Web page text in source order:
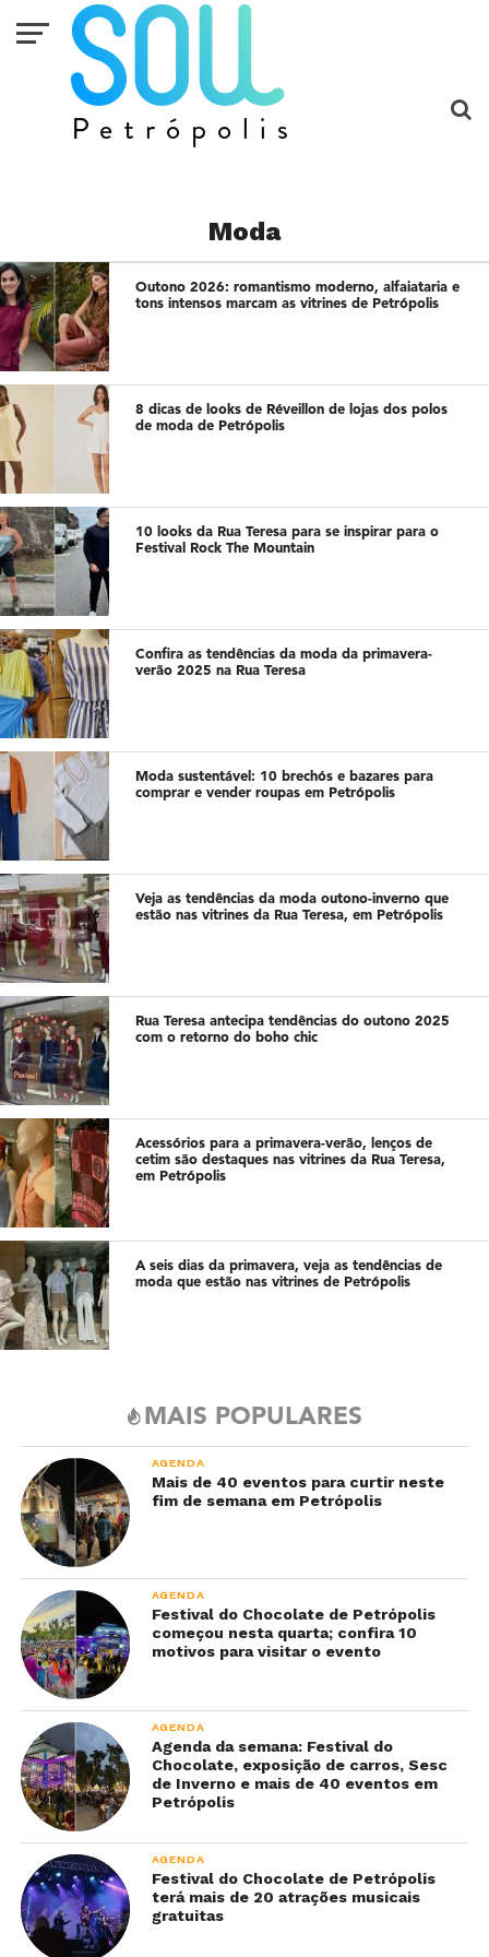
Moda
Outono 2026: romantismo moderno, alfaiataria e
tons intensos marcam as vitrines de Petrópolis
8 dicas de looks de Réveillon de lojas dos polos
de moda de Petrópolis
10 looks da Rua Teresa para se inspirar para o
Festival Rock The Mountain
Confira as tendências da moda da primavera-
verão 2025 na Rua Teresa
Moda sustentável: 10 brechós e bazares para
comprar e vender roupas em Petrópolis
Veja as tendências da moda outono-inverno que
estão nas vitrines da Rua Teresa, em Petrópolis
Rua Teresa antecipa tendências do outono 2025
com o retorno do boho chic
Acessórios para a primavera-verão, lenços de
cetim são destaques nas vitrines da Rua Teresa,
em Petrópolis
A seis dias da primavera, veja as tendências de
moda que estão nas vitrines de Petrópolis
MAIS POPULARES
AGENDA
Mais de 40 eventos para curtir neste
fim de semana em Petrópolis
AGENDA
Festival do Chocolate de Petrópolis
começou nesta quarta; confira 10
motivos para visitar o evento
AGENDA
Agenda da semana: Festival do
Chocolate, exposição de carros, Sesc
de Inverno e mais de 40 eventos em
Petrópolis
AGENDA
Festival do Chocolate de Petrópolis
terá mais de 20 atrações musicais
gratuitas